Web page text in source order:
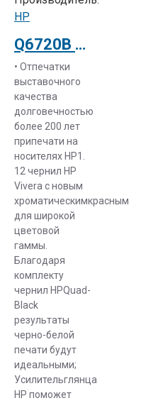
HP
Q6720B Струйный плоттер HP Designjet Z3200ps 24 inch Printer
• Отпечатки
выставочного
качества
долговечностью
более 200 лет
припечати на
носителях HP1.
12 чернил HP
Vivera с новым
хроматическимкрасным
для широкой
цветовой
гаммы.
Благодаря
комплекту
чернил HPQuad-
Black
результаты
черно-белой
печати будут
идеальными;
Усилительглянца
HP поможет